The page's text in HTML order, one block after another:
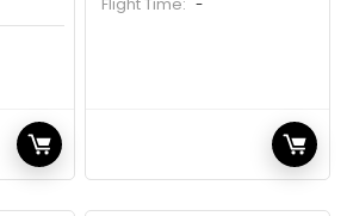
-